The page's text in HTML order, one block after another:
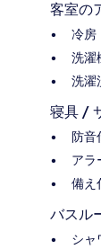
客室の
冷房
洗濯
洗濯
寝具 /
防音
アラ
備え
バスル
シャ